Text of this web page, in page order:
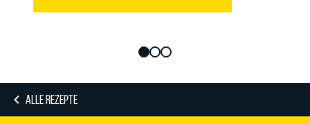
ALLE REZEPTE